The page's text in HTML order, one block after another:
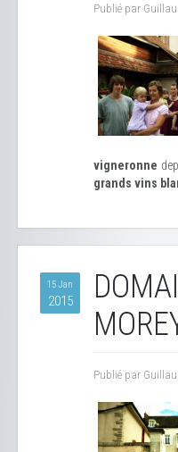
Publié par
vigneronne
grands vins
15 Jan
2015
Publié par